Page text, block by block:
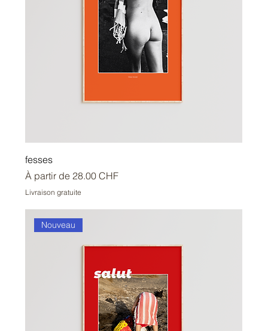
fesses
À partir de28.00 CHF
Prix promotionnel
Livraison gratuite
Nouveau